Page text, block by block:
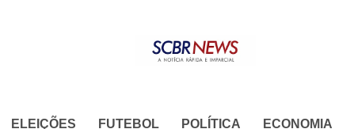
ELEIÇÕES FUTEBOL POLÍTICA ECONOMIA